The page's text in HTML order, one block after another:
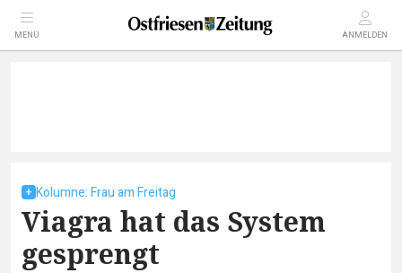
MENÜ ANMELDEN
Kolumne: Frau am Freitag
Viagra hat das System
gesprengt